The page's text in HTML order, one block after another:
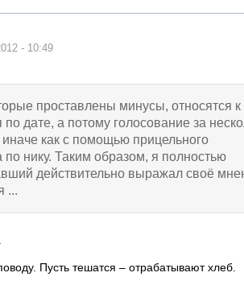
- 10:49
проставлены минусы, относятся к
дате, а потому голосование за
как с помощью прицельного
по нику. Таким образом, я полностью
действительно выражал своё
...
Пусть тешатся – отрабатывают хлеб.